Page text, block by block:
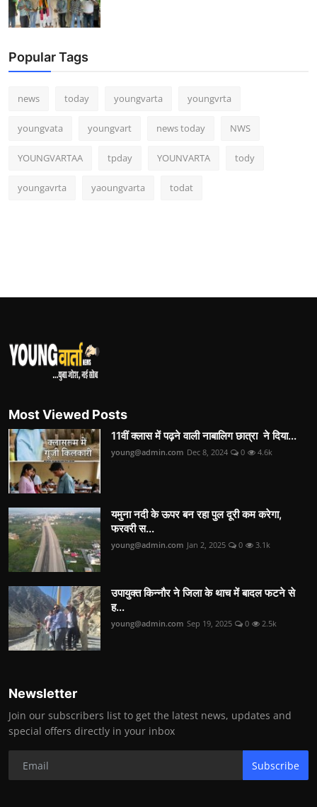
Popular Tags
news today youngvarta youngvrta
youngvata youngvart news today NWS
YOUNGVARTAA tpday YOUNVARTA tody
youngavrta yaoungvarta todat
Most Viewed Posts
11वीं क्लास में पढ़ने वाली नाबालिग छात्रा ने दिया...
young@admin.com Dec 8, 2024 0 4.6k
यमुना नदी के ऊपर बन रहा पुल दूरी कम करेगा,
फरवरी स...
young@admin.com Jan 2, 2025 0 3.1k
उपायुक्त किन्नौर ने जिला के थाच में बादल फटने से
ह...
young@admin.com Sep 19, 2025 0 2.5k
Newsletter
Join our subscribers list to get the latest news, updates and
special offers directly in your inbox
Subscribe